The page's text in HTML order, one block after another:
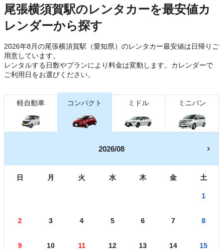
尾張横須賀駅のレンタカーを最安値カ
レンダーから探す
2026年8月の尾張横須賀駅（愛知県）のレンタカー最安値は日帰り ご
用意しています。
レンタルする日数やプランにより料金は変動します。カレンダーで
ご利用日をお選びください。
軽自動車 コンパクト ミドル ミニバン
2026/08
日 月 火 水 木 金 土
1
2 3 4 5 6 7 8
9 10 11 12 13 14 15